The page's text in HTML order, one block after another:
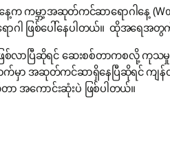
ကမ္ဘာ့အဆုတ်ကင်ဆာရောဂါနေ့
ါ ဖြစ်ပေါ်နေပါတယ်။ ထိုအရေအ
ာပြီဆိုရင် ဆေးစစ်တာကစလို့ ကုသမှု
ာ အဆုတ်ကင်ဆာရှိနေပြီဆိုရင် ကျန်
အကောင်းဆုံးပဲ ဖြစ်ပါတယ်။